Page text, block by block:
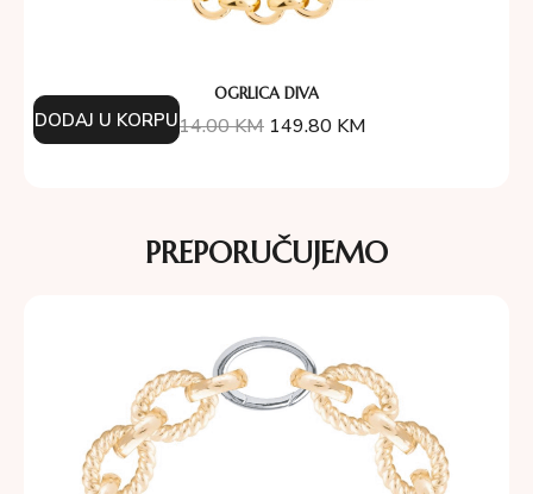
OGRLICA DIVA
214.00KM 149.80 KM
DODAJ U KORPU
PREPORUČUJEMO